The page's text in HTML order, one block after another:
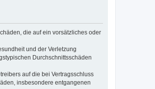
die auf ein vorsätzliches oder
und der Verletzung
Durchschnittsschäden
auf die bei Vertragsschluss
insbesondere entgangenen